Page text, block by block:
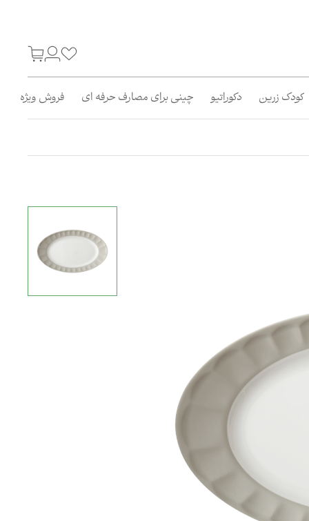
کودک زرین دکوراتیو چینی برای مصارف حرفه ای فروش ویژه